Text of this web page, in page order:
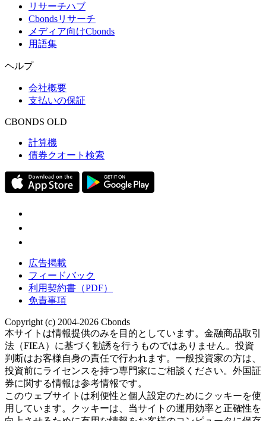
リサーチハブ
Cbondsリサーチ
メディア向けCbonds
用語集
ヘルプ
会社概要
支払いの保証
CBONDS OLD
計算機
債券クオート検索
広告掲載
フィードバック
利用契約書（PDF）
免責事項
Copyright (c) 2004-2026 Cbonds
本サイトは情報提供のみを目的としています。金融商品取引
法（FIEA）に基づく勧誘を行うものではありません。投資
判断はお客様自身の責任で行われます。一般投資家の方は、
投資前にライセンスを持つ専門家にご相談ください。外国証
券に関する情報は参考情報です。
このウェブサイトは利便性と個人設定のためにクッキーを使
用しています。クッキーは、当サイトの運用効率と正確性を